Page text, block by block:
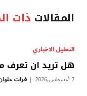
المقالات ذات
التحليل الاخباري
هل تريد ان تعرف
7 أغسطس,2026 فرات